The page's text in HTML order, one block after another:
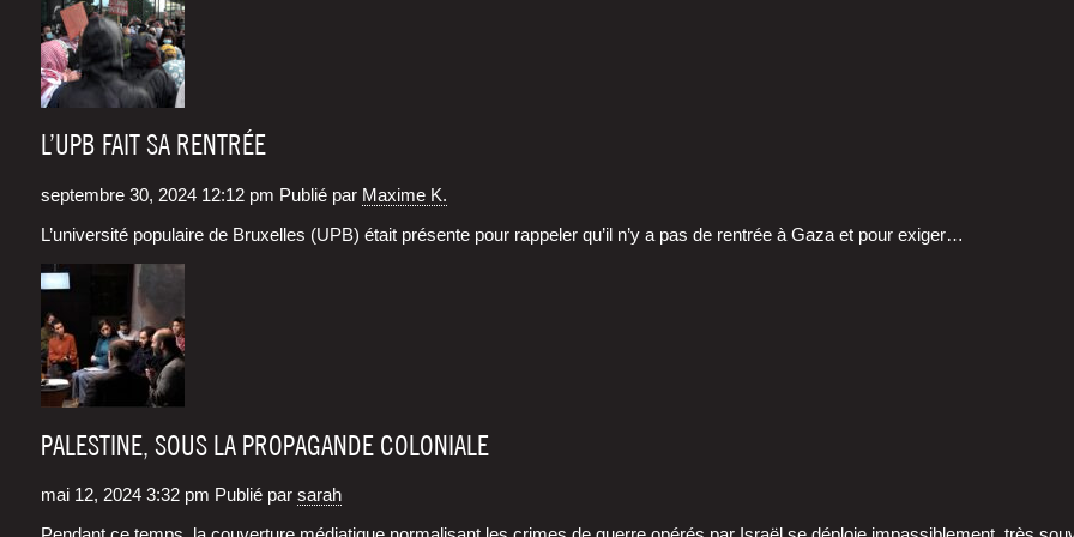
L’UPB FAIT SA RENTRÉE
septembre 30, 2024 12:12 pm Publié par Maxime K.
L’u­ni­ver­si­té popu­laire de Bruxelles (UPB) était pré­sente pour rap­pe­ler qu’il n’y a pas de ren­trée à Gaza et pour exi­ger…
PALESTINE, SOUS LA PROPAGANDE COLONIALE
mai 12, 2024 3:32 pm Publié par sarah